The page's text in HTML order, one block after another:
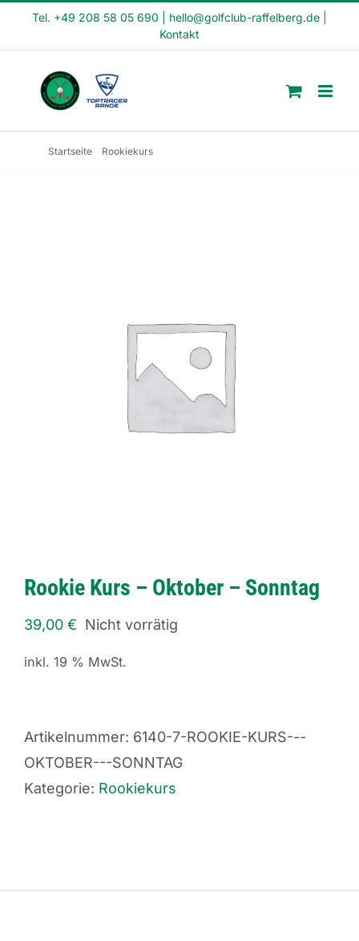
Tel. +49 208 58 05 690 hello@golfclub-raffelberg.de
Kontakt
Startseite Rookiekurs
Rookie Kurs – Oktober – Sonntag
39,00 € Nicht vorrätig
inkl. 19 % MwSt.
Artikelnummer: 6140-7-ROOKIE-KURS---
OKTOBER---SONNTAG
Kategorie: Rookiekurs